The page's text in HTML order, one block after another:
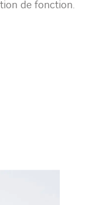
de fonction.